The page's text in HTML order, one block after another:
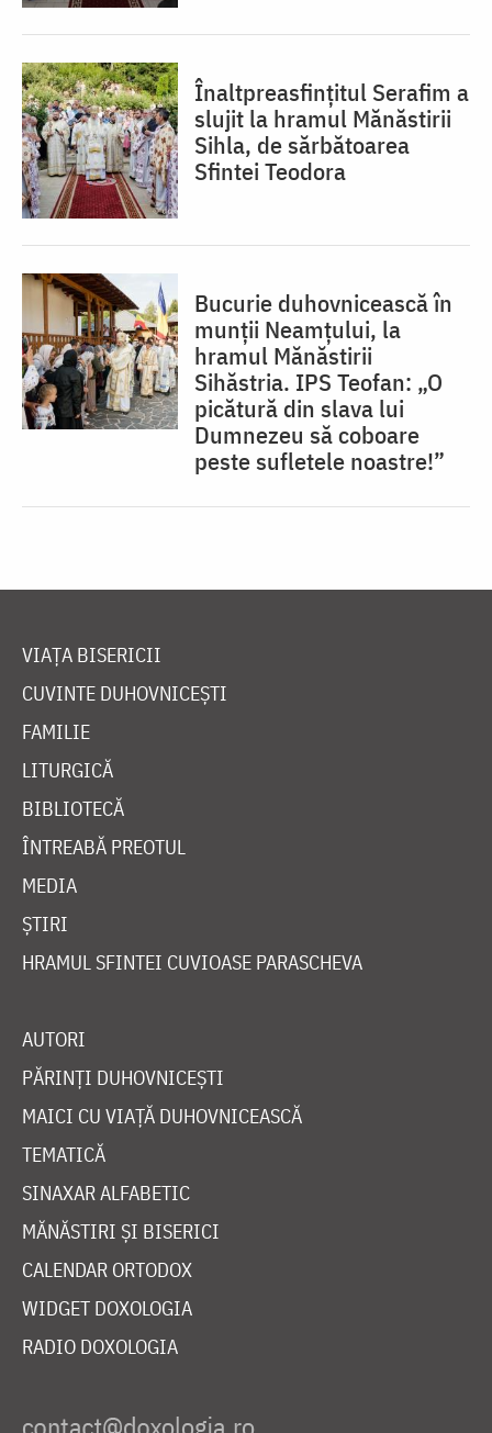
Înaltpreasfințitul Serafim a
slujit la hramul Mănăstirii
Sihla, de sărbătoarea
Sfintei Teodora
Bucurie duhovnicească în
munții Neamțului, la
hramul Mănăstirii
Sihăstria. IPS Teofan: „O
picătură din slava lui
Dumnezeu să coboare
peste sufletele noastre!”
VIAȚA BISERICII
CUVINTE DUHOVNICEȘTI
FAMILIE
LITURGICĂ
BIBLIOTECĂ
ÎNTREABĂ PREOTUL
MEDIA
ȘTIRI
HRAMUL SFINTEI CUVIOASE PARASCHEVA
AUTORI
PĂRINȚI DUHOVNICEȘTI
MAICI CU VIAȚĂ DUHOVNICEASCĂ
TEMATICĂ
SINAXAR ALFABETIC
MĂNĂSTIRI ȘI BISERICI
CALENDAR ORTODOX
WIDGET DOXOLOGIA
RADIO DOXOLOGIA